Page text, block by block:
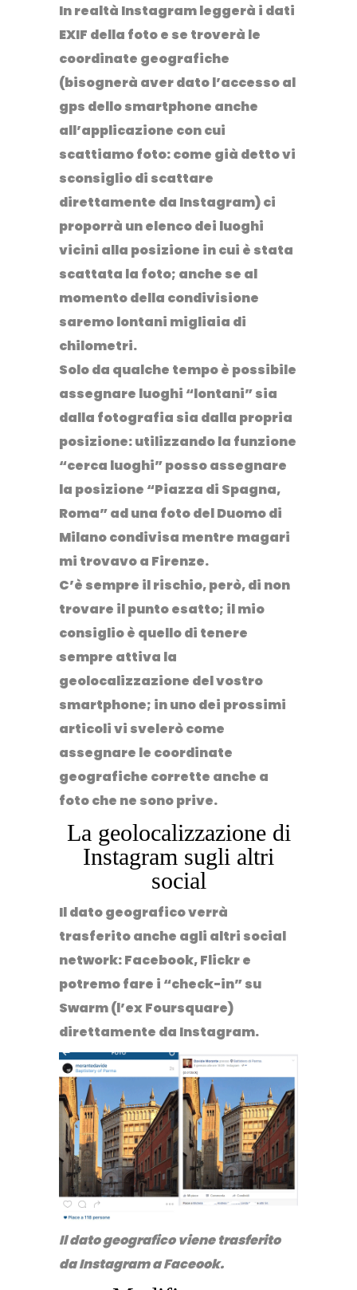
In realtà Instagramleggerà i dati
EXIF della foto e se troverà le
coordinate geografiche
(bisognerà aver dato l’accesso al
gps dello smartphone anche
all’applicazione con cui
scattiamo foto: come già detto vi
sconsiglio di scattare
direttamente da Instagram) ci
proporrà un elenco dei luoghi
vicini alla posizione in cui è stata
scattata la foto; anche se al
momento della condivisione
saremo lontani migliaia di
chilometri.
Solo da qualche tempoè possibile
assegnare luoghi “lontani”sia
dalla fotografia sia dalla propria
posizione: utilizzando la funzione
“cerca luoghi” posso assegnare
la posizione “Piazza di Spagna,
Roma” ad una foto del Duomo di
Milano condivisa mentre magari
mi trovavo a Firenze.
C’è sempre il rischio, però, di non
trovare il punto esatto; il mio
consiglio è quello di tenere
sempre attiva la
geolocalizzazione del vostro
smartphone; in uno dei prossimi
articoli vi svelerò come
assegnare le coordinate
geografiche corrette anche a
foto che ne sono prive.
La geolocalizzazione di
Instagram sugli altri
social
Il dato geografico verrà
trasferito anche agli altri social
network:Facebook,Flickre
potremo fare i “check-in” su
Swarm(l’exFoursquare)
direttamente da Instagram.
Il dato geografico viene trasferito
da Instagram a Faceook.